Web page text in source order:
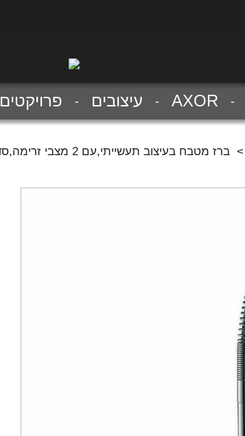
AXOR עיצובים פרויקטים
> ברז מטבח בעיצוב תעשייתי,עם 2 מצבי זרימה,סדרת אקסור ציטריו